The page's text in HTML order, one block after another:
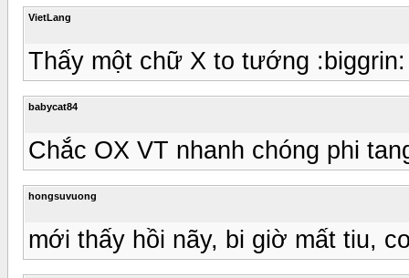
VietLang
Thấy một chữ X to tướng :biggrin:
babycat84
Chắc OX VT nhanh chóng phi
hongsuvuong
mới thấy hồi nãy, bi giờ mất tiu,